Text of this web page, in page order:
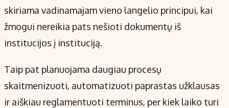
skiriama vadinamajam vieno langelio principui, kai
žmogui nereikia pats nešioti dokumentų iš
institucijos į instituciją.
Taip pat planuojama daugiau procesų
skaitmenizuoti, automatizuoti paprastas užklausas
ir aiškiau reglamentuoti terminus, per kiek laiko turi